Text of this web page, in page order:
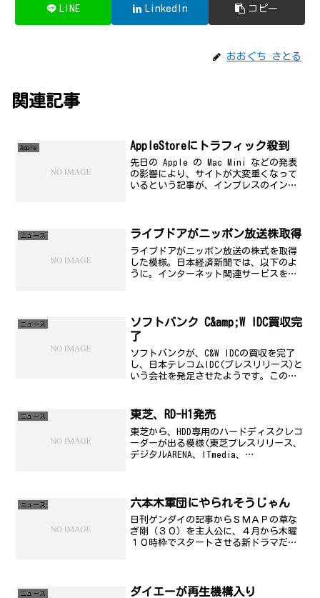
LINE LinkedIn コピー
おおぐち さとる
関連記事
Apple AppleStoreにトラフィック殺到
先日の Apple の Mac Mini などの発表
の影響により、サイトが大変重くなって
いるという記事が、インプレスのインタ
ニュース ライブドアがニッポン放送株取得
ライブドアがニッポン放送の株式を取得
した模様。日本経済新聞では、以下のよ
うに。インターネット関連サービスを提
には以下の...
ニュース
ソフトバンク C&amp;W IDC買収完
了
ソフトバンクが、C&W IDCの買収を完了
し、日本テレコムIDC(プレスリリース)と
いう会社を発足させたようです。この度
していくうえで中核と位置付ける"日本テ
レコム"と...
ニュース 東芝、RD-H1発売
東芝から、HDD専用のハードディスクレコ
ーダーが出る模様(東芝プレスリリース、
デジタルARENA、ITmedia、
ニュース 六本木軍団にやられそうじゃん
日刊ゲンダイの記事からＳＭＡＰの草な
ぎ剛（３０）を主人公に、４月から木曜
１０時枠でスタートさせる新ドラマだ。
長を目指して奮闘するスト...
ニュース ダイエーが再生機構入り